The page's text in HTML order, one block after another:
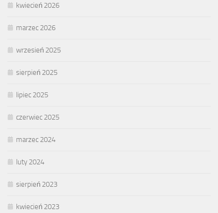
kwiecień 2026
marzec 2026
wrzesień 2025
sierpień 2025
lipiec 2025
czerwiec 2025
marzec 2024
luty 2024
sierpień 2023
kwiecień 2023